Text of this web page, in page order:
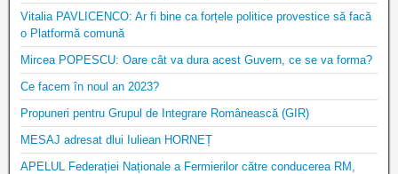
Vitalia PAVLICENCO: Ar fi bine ca forțele politice provestice să facă
o Platformă comună
Mircea POPESCU: Oare cât va dura acest Guvern, ce se va forma?
Ce facem în noul an 2023?
Propuneri pentru Grupul de Integrare Românească (GIR)
MESAJ adresat dlui Iuliean HORNEȚ
APELUL Federației Naționale a Fermierilor către conducerea RM,